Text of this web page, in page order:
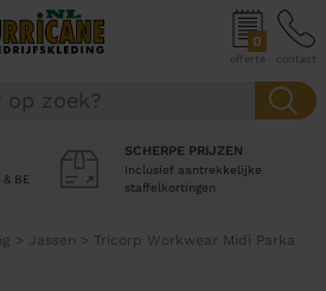
0
offerte contact
BE
SCHERPE PRIJZEN
Inclusief aantrekkelijke
staffelkortingen
> Jassen > Tricorp Workwear Midi Parka